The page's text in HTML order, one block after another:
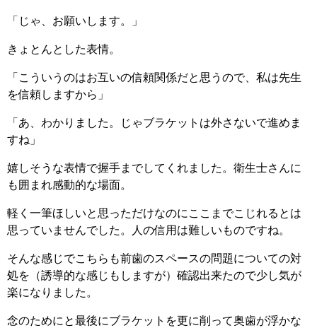
「じゃ、お願いします。」
きょとんとした表情。
「こういうのはお互いの信頼関係だと思うので、私は先生
を信頼しますから」
「あ、わかりました。じゃブラケットは外さないで進めま
すね」
嬉しそうな表情で握手までしてくれました。衛生士さんに
も囲まれ感動的な場面。
軽く一筆ほしいと思っただけなのにここまでこじれるとは
思っていませんでした。人の信用は難しいものですね。
そんな感じでこちらも前歯のスペースの問題についての対
処を（誘導的な感じもしますが）確認出来たので少し気が
楽になりました。
念のためにと最後にブラケットを更に削って奥歯が浮かな